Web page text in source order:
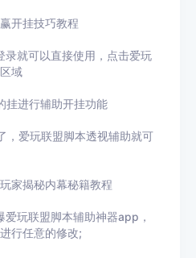
开挂技巧教程
录就可以直接使用，点击爱玩
域
挂进行辅助开挂功能
， 爱玩联盟脚本透视辅助就可
家揭秘内幕秘籍教程
爱玩联盟脚本辅助神器app，
行任意的修改;